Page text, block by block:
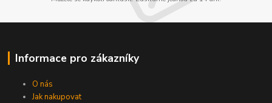
Informace pro zákazníky
O nás
Jak nakupovat